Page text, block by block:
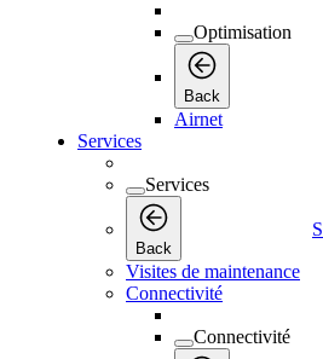
Optimisation
Back
Airnet
Services
Services
Back
Visites de maintenance
Connectivité
Connectivité